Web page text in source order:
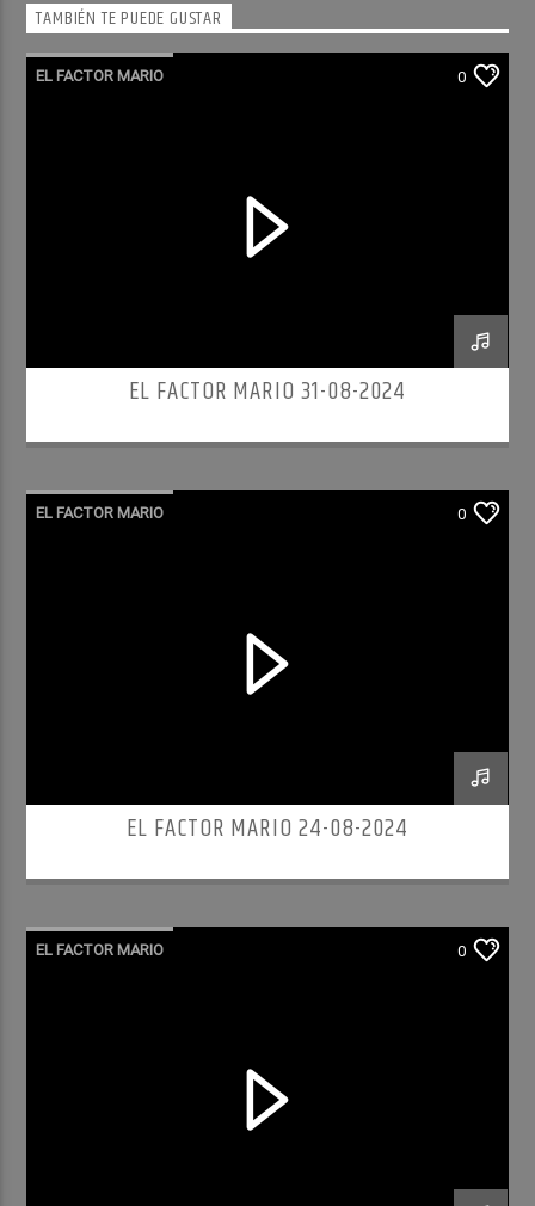
TAMBIÉN TE PUEDE GUSTAR
EL FACTOR MARIO 0
EL FACTOR MARIO 31-08-2024
EL FACTOR MARIO 0
EL FACTOR MARIO 24-08-2024
EL FACTOR MARIO 0